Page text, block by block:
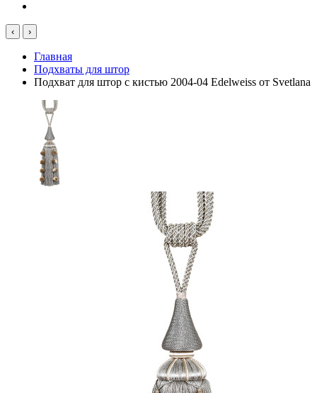
‹ ›
Главная
Подхваты для штор
Подхват для штор с кистью 2004-04 Edelweiss от Svetlana